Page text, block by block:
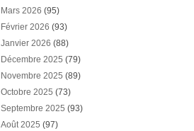
Mars 2026 (95)
Février 2026 (93)
Janvier 2026 (88)
Décembre 2025 (79)
Novembre 2025 (89)
Octobre 2025 (73)
Septembre 2025 (93)
Août 2025 (97)